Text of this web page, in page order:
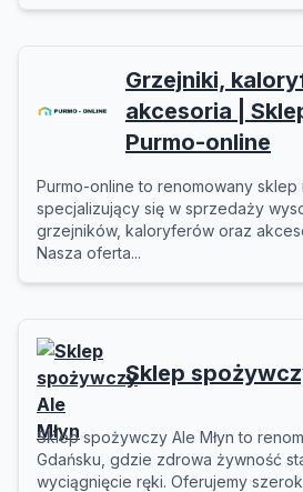
Grzejniki,
akcesoria |
Purmo-online
Purmo-online to renomowany
specjalizujący się w sprzedaży
grzejników, kaloryferów oraz
Nasza oferta...
Sklep
Sklep spożywczy Ale Młyn to
Gdańsku, gdzie zdrowa żywność
wyciągnięcie ręki. Oferujemy